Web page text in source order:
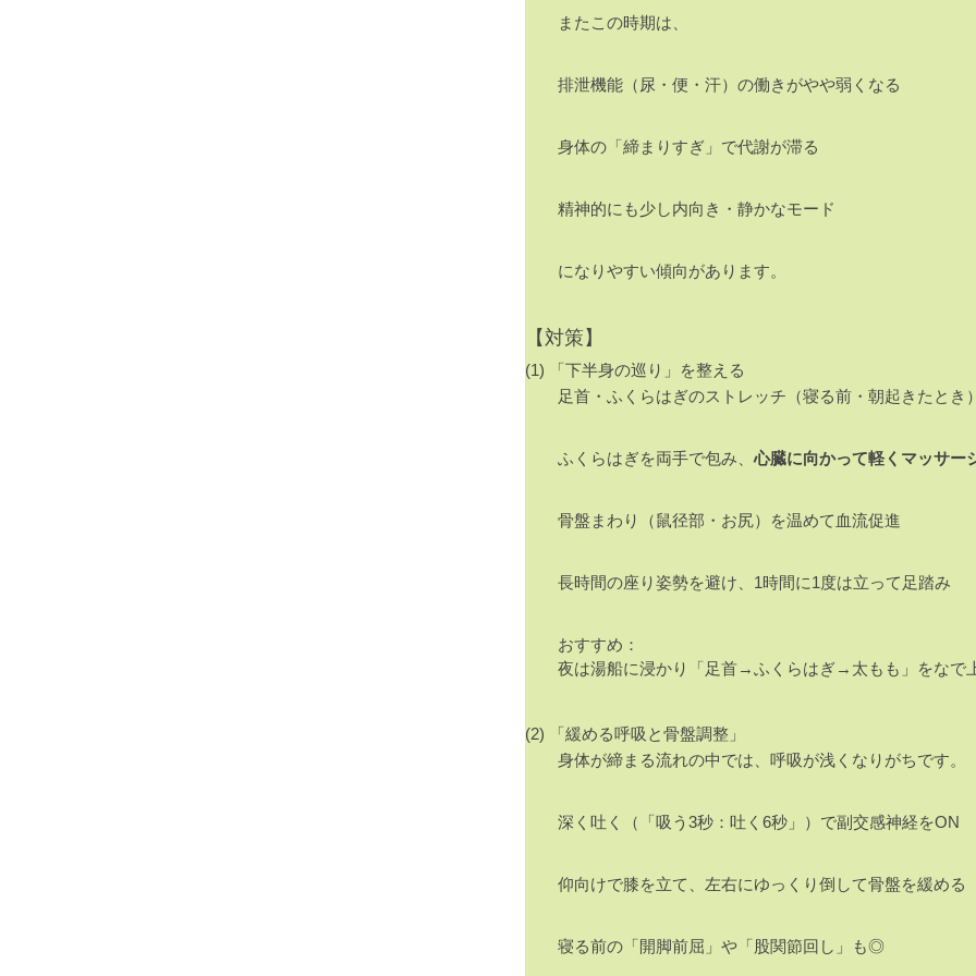
またこの時期は、
排泄機能（尿・便・汗）の働きがやや弱くなる
身体の「締まりすぎ」で代謝が滞る
精神的にも少し内向き・静かなモード
になりやすい傾向があります。
【対策】
(1) 「下半身の巡り」を整える
足首・ふくらはぎのストレッチ（寝る前・朝起きたとき
ふくらはぎを両手で包み、心臓に向かって軽くマッサー
骨盤まわり（鼠径部・お尻）を温めて血流促進
長時間の座り姿勢を避け、1時間に1度は立って足踏み
おすすめ：
夜は湯船に浸かり「足首→ふくらはぎ→太もも」をなで
(2) 「緩める呼吸と骨盤調整」
身体が締まる流れの中では、呼吸が浅くなりがちです。
深く吐く（「吸う3秒：吐く6秒」）で副交感神経をON
仰向けで膝を立て、左右にゆっくり倒して骨盤を緩める
寝る前の「開脚前屈」や「股関節回し」も◎